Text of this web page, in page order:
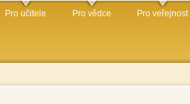
Pro učitele Pro vědce Pro veřejnost